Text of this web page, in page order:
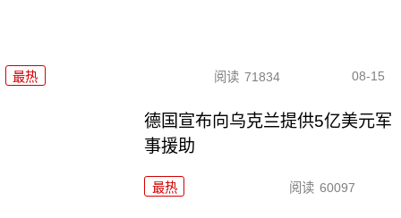
最热 阅读 71834 08-15
德国宣布向乌克兰提供5亿美元军
事援助
最热 阅读 60097